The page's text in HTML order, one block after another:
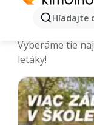
Hľadajte
Žiar nad
Vyberáme tie
letáky!